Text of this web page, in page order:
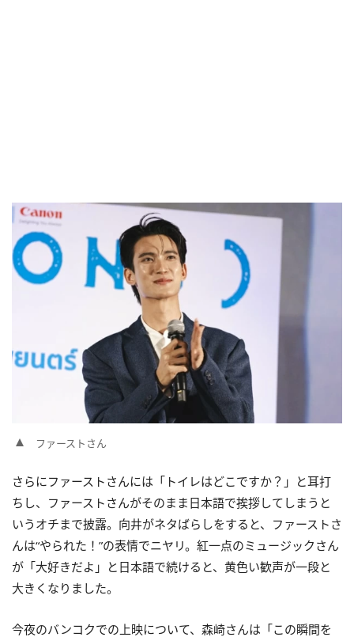
ファーストさん
さらにファーストさんには「トイレはどこですか？」と耳打
ちし、ファーストさんがそのまま日本語で挨拶してしまうと
いうオチまで披露。向井がネタばらしをすると、ファーストさ
んは“やられた！”の表情でニヤリ。紅一点のミュージックさん
が「大好きだよ」と日本語で続けると、黄色い歓声が一段と
大きくなりました。
今夜のバンコクでの上映について、森崎さんは「この瞬間を